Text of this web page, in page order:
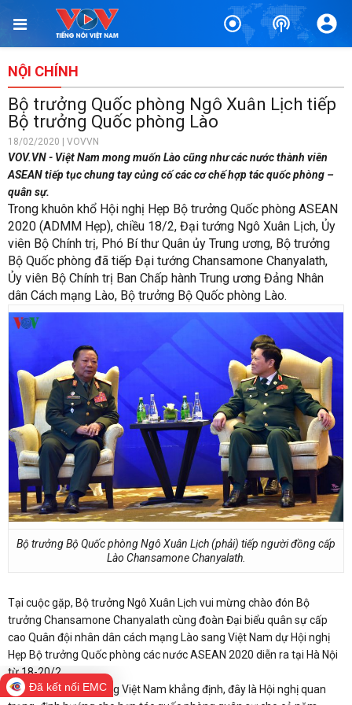
NỘI CHÍNH
Bộ trưởng Quốc phòng Ngô Xuân Lịch tiếp
Bộ trưởng Quốc phòng Lào
18/02/2020 | VOVVN
VOV.VN - Việt Nam mong muốn Lào cũng như các nước thành viên
ASEAN tiếp tục chung tay củng cố các cơ chế hợp tác quốc phòng –
quân sự.
Trong khuôn khổ Hội nghị Hẹp Bộ trưởng Quốc phòng ASEAN
2020 (ADMM Hẹp), chiều 18/2, Đại tướng Ngô Xuân Lịch, Ủy
viên Bộ Chính trị, Phó Bí thư Quân ủy Trung ương, Bộ trưởng
Bộ Quốc phòng đã tiếp Đại tướng Chansamone Chanyalath,
Ủy viên Bộ Chính trị Ban Chấp hành Trung ương Đảng Nhân
dân Cách mạng Lào, Bộ trưởng Bộ Quốc phòng Lào.
Bộ trưởng Bộ Quốc phòng Ngô Xuân Lịch (phải) tiếp người đồng cấp
Lào Chansamone Chanyalath.
Tại cuộc gặp, Bộ trưởng Ngô Xuân Lịch vui mừng chào đón Bộ
trưởng Chansamone Chanyalath cùng đoàn Đại biểu quân sự cấp
cao Quân đội nhân dân cách mạng Lào sang Việt Nam dự Hội nghị
Hẹp Bộ trưởng Quốc phòng các nước ASEAN 2020 diễn ra tại Hà Nội
từ 18-20/2.
Bộ trưởng Quốc phòng Việt Nam khẳng định, đây là Hội nghị quan
Đã kết nối EMC